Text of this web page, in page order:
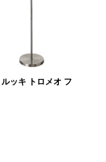
ッキ トロメオ フ